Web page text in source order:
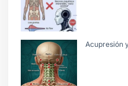
Acupresión